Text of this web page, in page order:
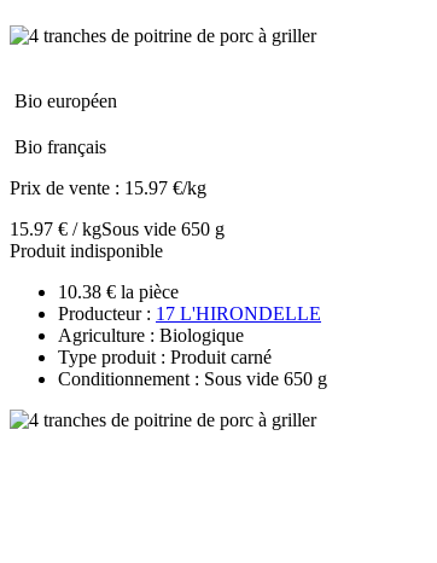
Bio européen
Bio français
Prix de vente : 15.97 €/kg
15.97 € / kgSous vide 650 g
Produit indisponible
10.38 € la pièce
Producteur : 17 L'HIRONDELLE
Agriculture : Biologique
Type produit : Produit carné
Conditionnement : Sous vide 650 g